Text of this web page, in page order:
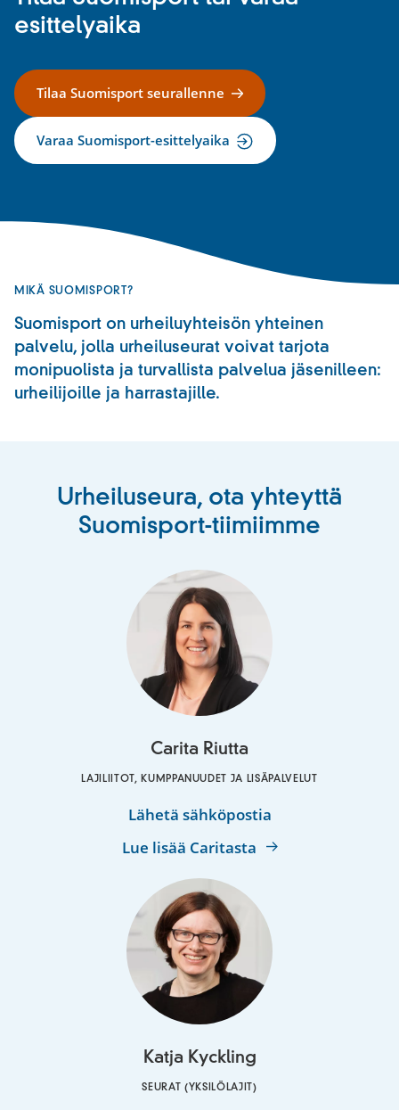
esittelyaika
Tilaa Suomisport seurallenne
Varaa Suomisport-esittelyaika
MIKÄ SUOMISPORT?
Suomisport on urheiluyhteisön yhteinen
palvelu, jolla urheiluseurat voivat tarjota
monipuolista ja turvallista palvelua jäsenilleen:
urheilijoille ja harrastajille.
Urheiluseura, ota yhteyttä
Suomisport-tiimiimme
Carita Riutta
LAJILIITOT, KUMPPANUUDET JA LISÄPALVELUT
Lähetä sähköpostiaCarita
Lue lisää Caritasta
Katja Kyckling
SEURAT (YKSILÖLAJIT)